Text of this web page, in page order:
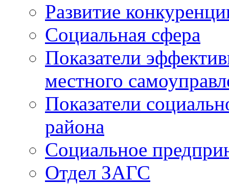
Развитие
Социальная сфера
Показатели
местного
Показатели
района
Социальное
Отдел ЗАГС